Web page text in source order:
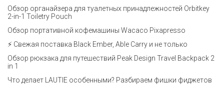
Обзор органайзера для туалетных принадлежностей Orbitkey
2-in-1 Toiletry Pouch
Обзор портативной кофемашины Wacaco Pixapresso
⚡ Свежая поставка Black Ember, Able Carry и не только
Обзор рюкзака для путешествий Peak Design Travel Backpack 2
in 1
Что делает LAUTIE особенными? Разбираем фишки фиджетов